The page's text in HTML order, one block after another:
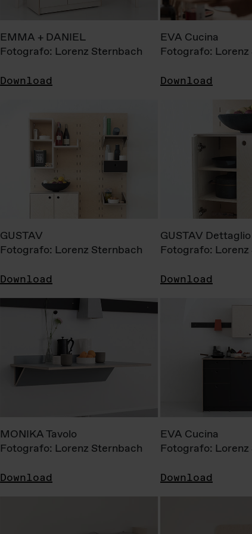
EMMA + DANIEL
Fotografo: Lorenz Sternbach
Download
EVA Cucina
Fotografo:
Download
GUSTAV
Fotografo: Lorenz Sternbach
Download
GUSTAV Dettaglio
Fotografo:
Download
MONIKA Tavolo
Fotografo: Lorenz Sternbach
Download
EVA Cucina
Fotografo:
Download